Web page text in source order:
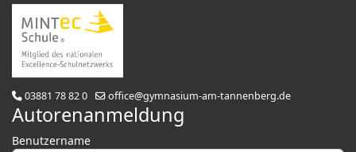
03881 78 82 0 office@gymnasium-am-tannenberg.de
Autorenanmeldung
Benutzername